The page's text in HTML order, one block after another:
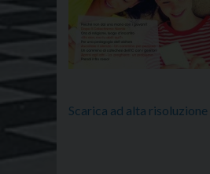
Scarica ad alta risoluzione